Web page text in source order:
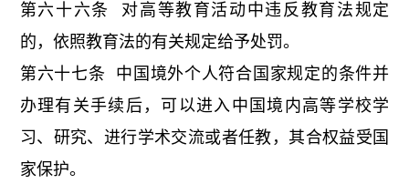
第六十六条 对高等教育活动中违反教育法规定
的，依照教育法的有关规定给予处罚。
第六十七条 中国境外个人符合国家规定的条件并
办理有关手续后，可以进入中国境内高等学校学
习、研究、进行学术交流或者任教，其合权益受国
家保护。